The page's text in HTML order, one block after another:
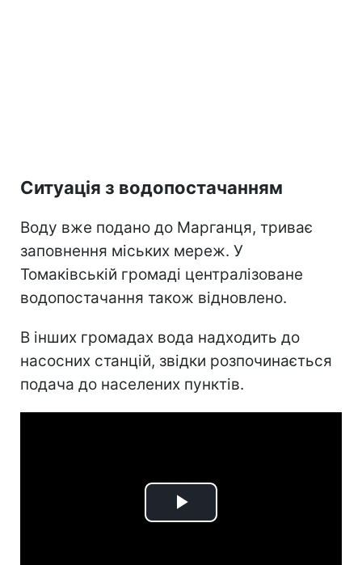
Ситуація з водопостачанням
Воду вже подано до Марганця, триває
заповнення міських мереж. У
Томаківській громаді централізоване
водопостачання також відновлено.
В інших громадах вода надходить до
насосних станцій, звідки розпочинається
подача до населених пунктів.
Play